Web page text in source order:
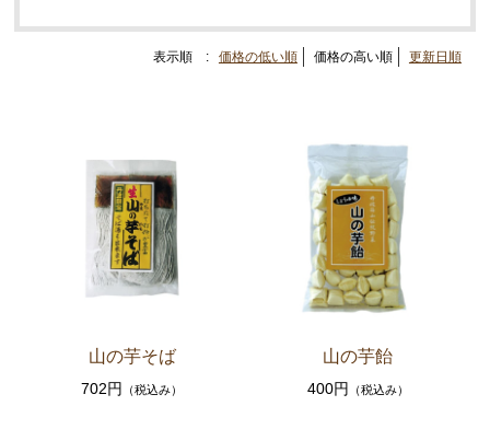
黒大豆 | 大納言小豆
スイーツ・お菓子
丹波栗・黒枝豆
表示順 : 価格の低い順 価格の高い順 更新日順
山の芋そば
702円 （税込み）
山の芋飴
400円 （税込み）